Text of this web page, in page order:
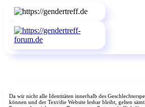
Da wir nicht alle Identitäten innerhalb des
können und der Text/die Website lesbar bleibt, gelten